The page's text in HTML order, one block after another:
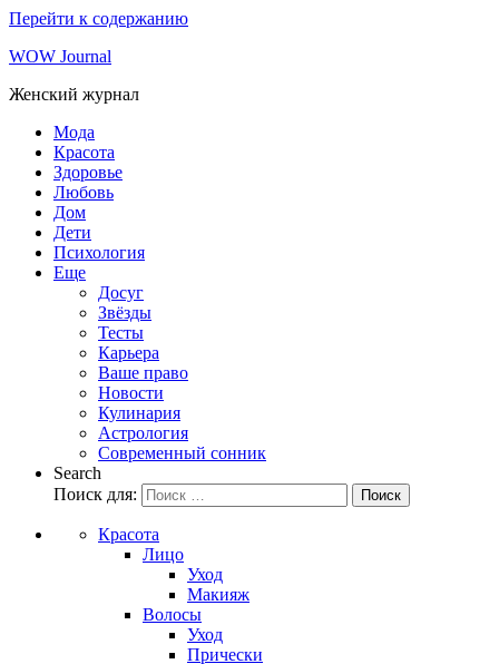
Перейти к содержанию
WOW Journal
Женский журнал
Мода
Красота
Здоровье
Любовь
Дом
Дети
Психология
Еще
Досуг
Звёзды
Тесты
Карьера
Ваше право
Новости
Кулинария
Астрология
Современный сонник
Search
Поиск для:
Поиск
Красота
Лицо
Уход
Макияж
Волосы
Уход
Прически